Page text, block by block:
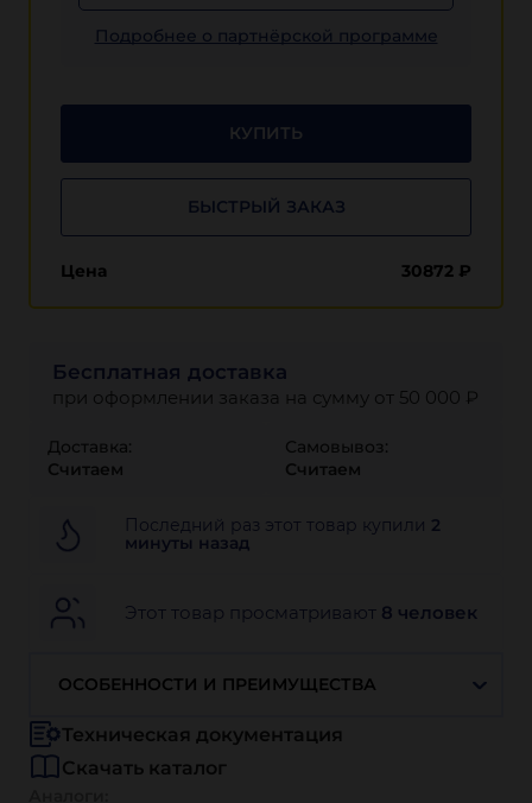
Подробнее о партнёрской программе
КУПИТЬ
БЫСТРЫЙ ЗАКАЗ
Цена 30872 ₽
Бесплатная доставка
при оформлении заказа на сумму от 50 000 ₽
Доставка:
Считаем
Самовывоз:
Считаем
Последний раз этот товар купили 2
минуты назад
Этот товар просматривают 8 человек
ОСОБЕННОСТИ И ПРЕИМУЩЕСТВА
Техническая документация
Скачать каталог